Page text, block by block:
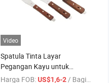
Video
Spatula Tinta Layar
Pegangan Kayu untuk
Percetakan Layar
Harga FOB: US$1,6-2 / Bagian